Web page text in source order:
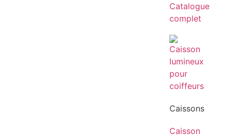
Catalogue
complet
Caissons
Caisson